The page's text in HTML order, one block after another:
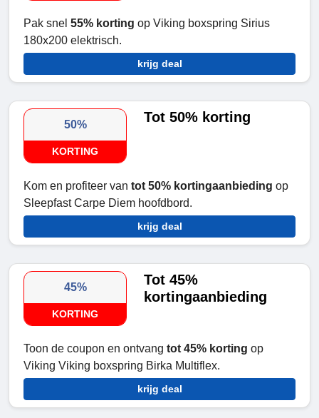
Pak snel 55% korting op Viking boxspring Sirius
180x200 elektrisch.
krijg deal
50%
KORTING
Tot 50% korting
Kom en profiteer van tot 50% kortingaanbieding op
Sleepfast Carpe Diem hoofdbord.
krijg deal
45%
KORTING
Tot 45%
kortingaanbieding
Toon de coupon en ontvang tot 45% korting op
Viking Viking boxspring Birka Multiflex.
krijg deal